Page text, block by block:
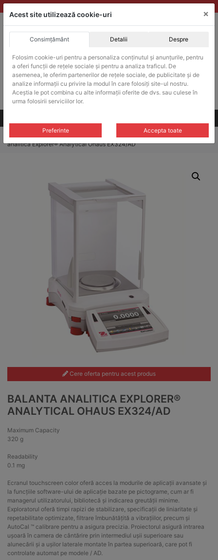
Skip
to
ACHIZITII PUBLICE
Produsele pot fi achizitionate si in sistemul SEAP / SICAP
Products
search
CAUTARE
Cere-ne oferta!
Balante analitice Balante analitice Explorer® Analytical/ Balanta
analitica Explorer® Analytical Ohaus EX324/AD
Cere oferta pentru acest produs
BALANTA ANALITICA EXPLORER®
ANALYTICAL OHAUS EX324/AD
Maximum Capacity
320 g
Readability
0.1 mg
Ecranul touchscreen color oferă acces la modurile de aplicații avansate și
la funcțiile software-ului de aplicație bazate pe pictograme, cum ar fi
managerul utilizatorului, bibliotecă și indicarea greutății minime.
Exploratorul oferă timpi rapizi de stabilizare, specificații de liniaritate și
repetabilitate optimizate, filtrare îmbunătățită a vibrațiilor, precum și
AutoCal ™ calibrare pentru a asigura precizia. Proiectorul asigură intrarea
ușoară în camera de cântărire prin intermediul ușii superioare sau
alunecării și a ușilor laterale montate în partea superioară, care pot fi
controlate automat pe modele / AD.
Acest site utilizează cookie-uri ×
Consimțământ Detalii Despre
Folosim cookie-uri pentru a personaliza conținutul și anunțurile, pentru
a oferi funcții de rețele sociale și pentru a analiza traficul. De
asemenea, le oferim partenerilor de rețele sociale, de publicitate și de
analize informații cu privire la modul în care folosiți site-ul nostru.
Aceștia le pot combina cu alte informații oferite de dvs. sau culese în
urma folosirii serviciilor lor.
Preferinte Accepta toate